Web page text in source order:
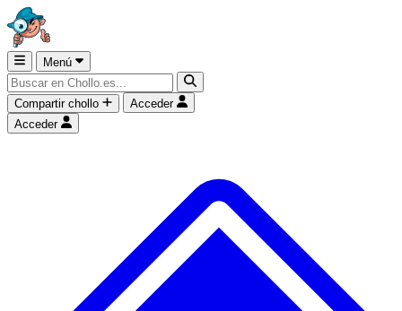
Menú
Compartir chollo
Acceder
Acceder